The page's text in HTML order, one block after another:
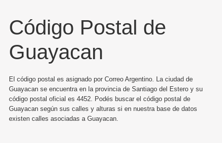
Código Postal de
Guayacan
El código postal es asignado por Correo Argentino. La ciudad de
Guayacan se encuentra en la provincia de Santiago del Estero y su
código postal oficial es 4452. Podés buscar el código postal de
Guayacan según sus calles y alturas si en nuestra base de datos
existen calles asociadas a Guayacan.